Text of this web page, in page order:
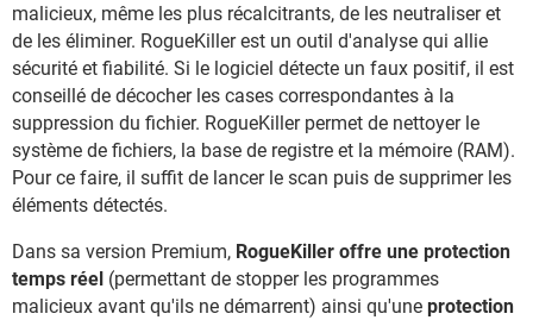
malicieux, même les plus récalcitrants, de les neutraliser et
de les éliminer. RogueKiller est un outil d'analyse qui allie
sécurité et fiabilité. Si le logiciel détecte un faux positif, il est
conseillé de décocher les cases correspondantes à la
suppression du fichier. RogueKiller permet de nettoyer le
système de fichiers, la base de registre et la mémoire (RAM).
Pour ce faire, il suffit de lancer le scan puis de supprimer les
éléments détectés.
Dans sa version Premium, RogueKiller offre une protection
temps réel (permettant de stopper les programmes
malicieux avant qu'ils ne démarrent) ainsi qu'une protection